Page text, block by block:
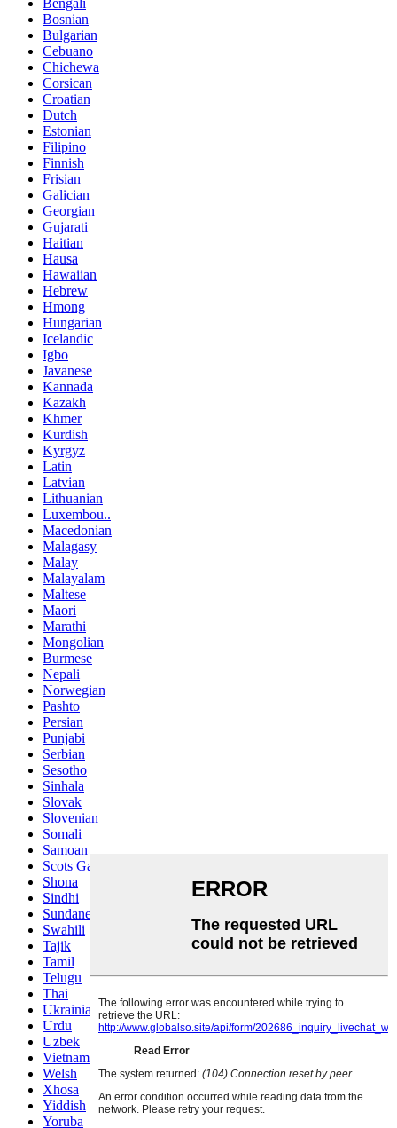
Bosnian
Bulgarian
Cebuano
Chichewa
Corsican
Croatian
Dutch
Estonian
Filipino
Finnish
Frisian
Galician
Georgian
Gujarati
Haitian
Hausa
Hawaiian
Hebrew
Hmong
Hungarian
Icelandic
Igbo
Javanese
Kannada
Kazakh
Khmer
Kurdish
Kyrgyz
Latin
Latvian
Lithuanian
Luxembou..
Macedonian
Malagasy
Malay
Malayalam
Maltese
Maori
Marathi
Mongolian
Burmese
Nepali
Norwegian
Pashto
Persian
Punjabi
Serbian
Sesotho
Sinhala
Slovak
Slovenian
Somali
Samoan
Scots Gaelic
Shona
Sindhi
Sundanese
Swahili
Tajik
Tamil
Telugu
Thai
Ukrainian
Urdu
Uzbek
Vietnamese
Welsh
Xhosa
Yiddish
Yoruba